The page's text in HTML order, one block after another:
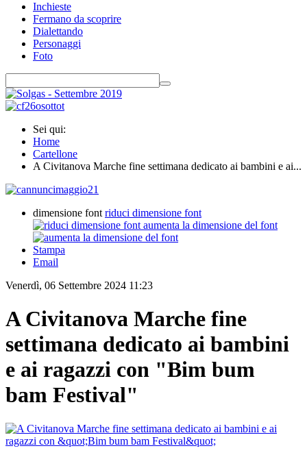
Inchieste
Fermano da scoprire
Dialettando
Personaggi
Foto
Sei qui:
Home
Cartellone
A Civitanova Marche fine settimana dedicato ai bambini e ai...
dimensione font riduci dimensione font
aumenta la dimensione del font
Stampa
Email
Venerdì, 06 Settembre 2024 11:23
A Civitanova Marche fine
settimana dedicato ai bambini
e ai ragazzi con "Bim bum
bam Festival"